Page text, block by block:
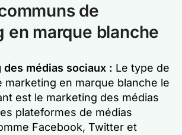
de
en marque blanche
des médias sociaux : Le type de
marketing en marque blanche le
est le marketing des médias
plateformes de médias
Facebook, Twitter et